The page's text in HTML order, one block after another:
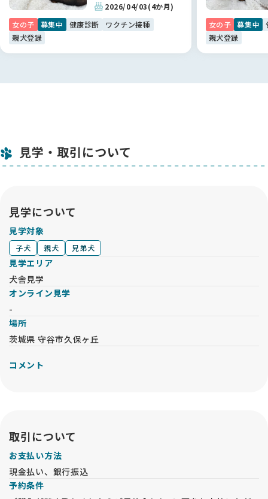
2026/04/03(4か月)
女の子
募集中 健康診断
ワクチン接種
親犬登録
女の子 募集中
親犬登録
見学・取引について
見学について
見学対象
子犬 親犬 兄弟犬
見学エリア
犬舎見学
オンライン見学
-
場所
茨城県 守谷市久保ヶ丘
コメント
取引について
お支払い方法
現金払い、銀行振込
予約条件